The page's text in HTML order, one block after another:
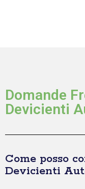
Domande
Devicienti
Come posso
Devicienti